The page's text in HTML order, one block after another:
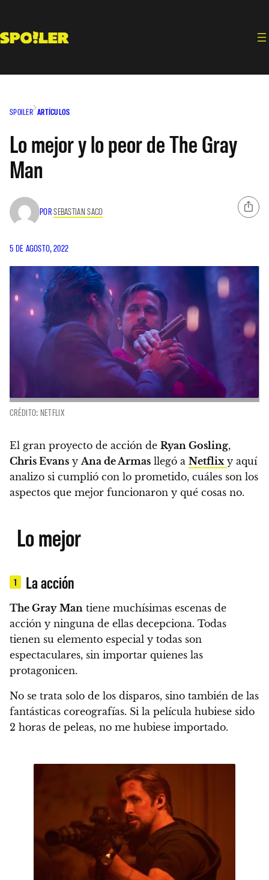
contenido
SPOILER ARTÍCULOS
Lo mejor y lo peor de The Gray
Man
PORSEBASTIAN SACO
5 DE AGOSTO, 2022
CRÉDITO: NETFLIX
El gran proyecto de acción de Ryan Gosling,
Chris Evans yAna de Armas llegó a Netflix y aquí
analizo si cumplió con lo prometido, cuáles son los
aspectos que mejor funcionaron y qué cosas no.
Lo mejor
1 La acción
The Gray Man tiene muchísimas escenas de
acción y ninguna de ellas decepciona. Todas
tienen su elemento especial y todas son
espectaculares, sin importar quienes las
protagonicen.
No se trata solo de los disparos, sino también de las
fantásticas coreografías. Si la película hubiese sido
2 horas de peleas, no me hubiese importado.